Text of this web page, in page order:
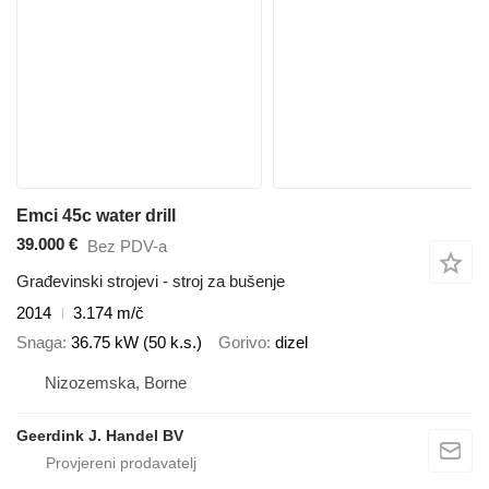
Emci 45c water drill
39.000 € Bez PDV-a
Građevinski strojevi - stroj za bušenje
2014
3.174 m/č
Snaga 36.75 kW (50 k.s.) Gorivo dizel
Nizozemska, Borne
Geerdink J. Handel BV